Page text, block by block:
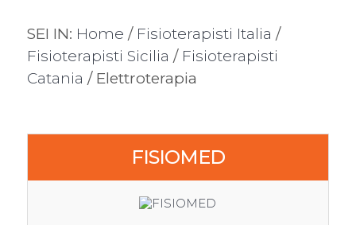
SEI IN: Home / Fisioterapisti Italia /
Fisioterapisti Sicilia / Fisioterapisti
Catania / Elettroterapia
FISIOMED